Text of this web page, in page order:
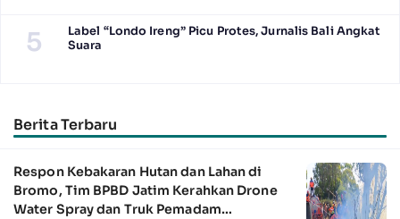
5
Label “Londo Ireng” Picu Protes, Jurnalis Bali Angkat
Suara
Berita Terbaru
Respon Kebakaran Hutan dan Lahan di
Bromo, Tim BPBD Jatim Kerahkan Drone
Water Spray dan Truk Pemadam